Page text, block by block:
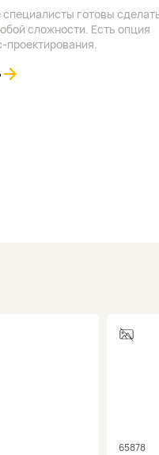
готовы
сложности. Есть опция
проектирования.
65878